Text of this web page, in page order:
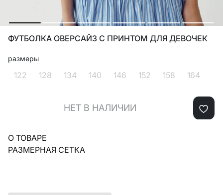
ФУТБОЛКА ОВЕРСАЙЗ С ПРИНТОМ ДЛЯ ДЕВОЧЕК
размеры
122 128 134 140 146 152 158 164
НЕТ В НАЛИЧИИ
О ТОВАРЕ
РАЗМЕРНАЯ СЕТКА